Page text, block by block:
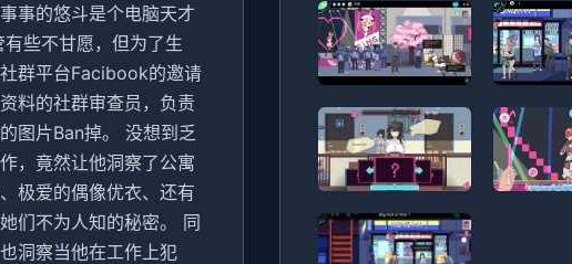
事的悠斗是个电脑天才
些不甘愿，但为了生
群平台Facibook的邀请
料的社群审查员，负责
图片Ban掉。 没想到乏
，竟然让他洞察了公寓
极爱的偶像优衣、还有
们不为人知的秘密。 同
洞察当他在工作上犯